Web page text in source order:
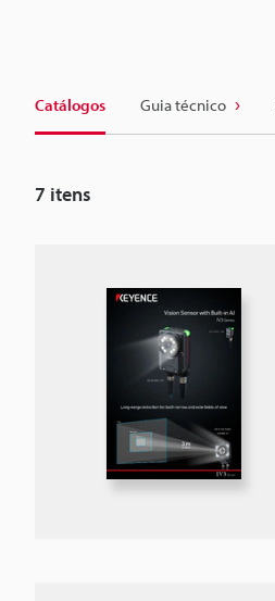
Catálogos Guia técnico
7 itens